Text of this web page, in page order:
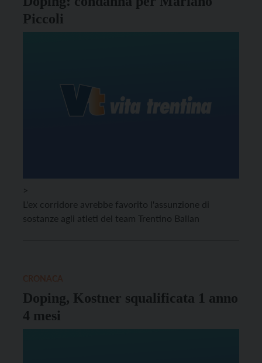
Piccoli
>
L'ex corridore avrebbe favorito l'assunzione di
sostanze agli atleti del team Trentino Ballan
Doping, Kostner squalificata 1 anno
4 mesi